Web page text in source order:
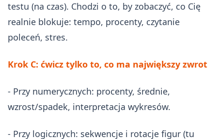
testu (na czas). Chodzi o to, by zobaczyć, co Cię
realnie blokuje: tempo, procenty, czytanie
poleceń, stres.
Krok C: ćwicz tylko to, co ma największy zwrot
- Przy numerycznych: procenty, średnie,
wzrost/spadek, interpretacja wykresów.
- Przy logicznych: sekwencje i rotacje figur (tu